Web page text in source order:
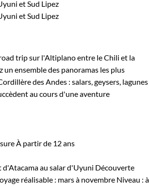
trip sur l'Altiplano entre le Chili et la
un ensemble des panoramas les plus
des Andes : salars, geysers, lagunes
au cours d'une aventure
À partir de 12 ans
d'Atacama au salar d'Uyuni Découverte
réalisable : mars à novembre Niveau : à